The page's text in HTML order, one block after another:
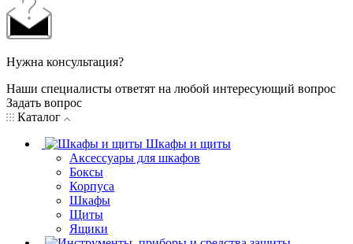
Нужна консультация?
Наши специалисты ответят на любой интересующий вопрос
Задать вопрос
Каталог
Шкафы и щиты
Аксессуары для шкафов
Боксы
Корпуса
Шкафы
Щиты
Ящики